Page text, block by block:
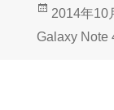
投
稿
2014年10
Galaxy Note